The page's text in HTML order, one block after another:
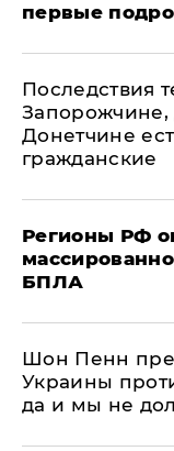
первые
Последствия
Донетчине
гражданские
Регионы РФ
БПЛА
Шон Пенн
Украины
да и мы не